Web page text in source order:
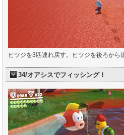
ヒツジを3匹連れ戻す。ヒツジを後ろから
34/オアシスでフィッシング！